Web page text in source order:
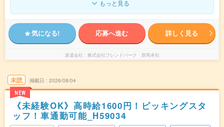
もっと見る
気になる! 応募へ進む 詳しく見る
派遣会社 株式会社フレンドパーク 群馬本社
未読
NEW
掲載日 2026/08/04
《未経験OK》高時給1600円！ピッキングスタ
ッフ！車通勤可能_H59034